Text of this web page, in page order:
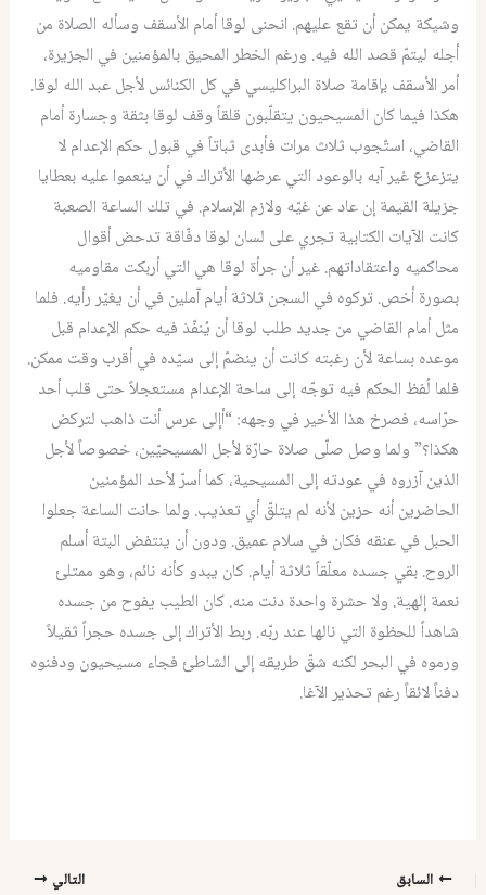
وشيكة يمكن أن تقع عليهم. انحنى لوقا أمام الأسقف وسأله الصلاة من
أجله ليتمّ قصد الله فيه. ورغم الخطر المحيق بالمؤمنين في الجزيرة،
أمر الأسقف بإقامة صلاة البراكليسي في كل الكنائس لأجل عبد الله لوقا.
هكذا فيما كان المسيحيون يتقلّبون قلقاً وقف لوقا بثقة وجسارة أمام
القاضي، استّجوب ثلاث مرات فأبدى ثباتاً في قبول حكم الإعدام لا
يتزعزع غير آبه بالوعود التي عرضها الأتراك في أن ينعموا عليه بعطايا
جزيلة القيمة إن عاد عن غيّه ولازم الإسلام. في تلك الساعة الصعبة
كانت الآيات الكتابية تجري على لسان لوقا دفّاقة تدحض أقوال
محاكميه واعتقاداتهم. غير أن جرأة لوقا هي التي أربكت مقاوميه
بصورة أخص. تركوه في السجن ثلاثة أيام آملين في أن يغيّر رأيه. فلما
مثل أمام القاضي من جديد طلب لوقا أن يُنفّذ فيه حكم الإعدام قبل
موعده بساعة لأن رغبته كانت أن ينضمّ إلى سيّده في أقرب وقت ممكن.
فلما لُفظ الحكم فيه توجّه إلى ساحة الإعدام مستعجلاً حتى قلب أحد
حرّاسه، فصرخ هذا الأخير في وجهه: “أإلى عرس أنت ذاهب لتركض
هكذا؟” ولما وصل صلّى صلاة حارّة لأجل المسيحيّين، خصوصاً لأجل
الذين آزروه في عودته إلى المسيحية، كما أسرّ لأحد المؤمنين
الحاضرين أنه حزين لأنه لم يتلقّ أي تعذيب. ولما حانت الساعة جعلوا
الحبل في عنقه فكان في سلام عميق. ودون أن ينتفض البتة أسلم
الروح. بقي جسده معلّقاً ثلاثة أيام. كان يبدو كأنه نائم، وهو ممتلئ
نعمة إلهية. ولا حشرة واحدة دنت منه. كان الطيب يفوح من جسده
شاهداً للحظوة التي نالها عند ربّه. ربط الأتراك إلى جسده حجراً ثقيلاً
ورموه في البحر لكنه شقّ طريقه إلى الشاطئ فجاء مسيحيون ودفنوه
دفناً لائقاً رغم تحذير الآغا.
السابق التالي